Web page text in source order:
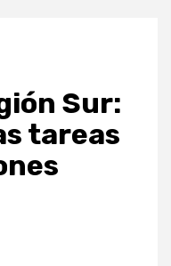
Sur:
tareas